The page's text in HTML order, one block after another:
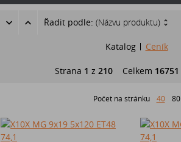
Řadit podle: (Názvu produktu)
Katalog Ceník
Strana 1 z 210Celkem 16751
Počet na stránku 40 80